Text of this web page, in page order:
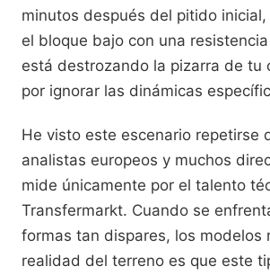
minutos después del pitido
el bloque bajo con una
está destrozando la pizarra de
por ignorar las dinámicas
He visto este escenario repetirse
analistas europeos y muchos
mide únicamente por el talento
Transfermarkt. Cuando se
formas tan dispares, los
realidad del terreno es que este